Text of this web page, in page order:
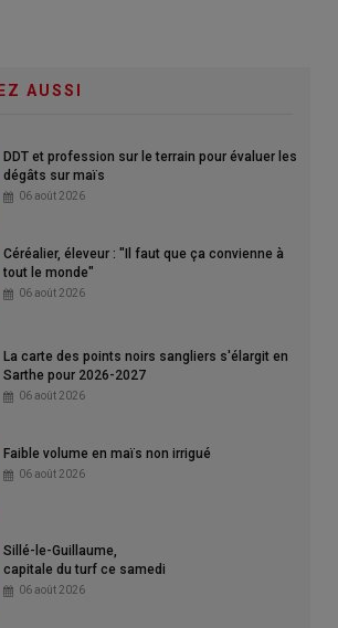
AUSSI
DDT et profession sur le terrain pour évaluer les
dégâts sur maïs
06 août 2026
Céréalier, éleveur : "Il faut que ça convienne à
tout le monde"
06 août 2026
La carte des points noirs sangliers s'élargit en
Sarthe pour 2026-2027
06 août 2026
Faible volume en maïs non irrigué
06 août 2026
Sillé-le-Guillaume,
capitale du turf ce samedi
06 août 2026